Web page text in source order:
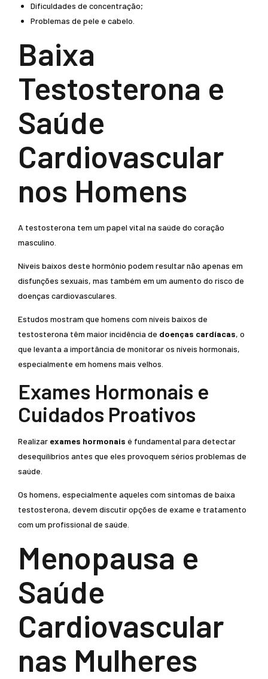
Dificuldades de concentração;
Problemas de pele e cabelo.
Baixa
Testosterona e
Saúde
Cardiovascular
nos Homens
A testosterona tem um papel vital na saúde do coração
masculino.
Níveis baixos deste hormônio podem resultar não apenas em
disfunções sexuais, mas também em um aumento do risco de
doenças cardiovasculares.
Estudos mostram que homens com níveis baixos de
testosterona têm maior incidência de doenças cardíacas, o
que levanta a importância de monitorar os níveis hormonais,
especialmente em homens mais velhos.
Exames Hormonais e
Cuidados Proativos
Realizar exames hormonais é fundamental para detectar
desequilíbrios antes que eles provoquem sérios problemas de
saúde.
Os homens, especialmente aqueles com sintomas de baixa
testosterona, devem discutir opções de exame e tratamento
com um profissional de saúde.
Menopausa e
Saúde
Cardiovascular
nas Mulheres